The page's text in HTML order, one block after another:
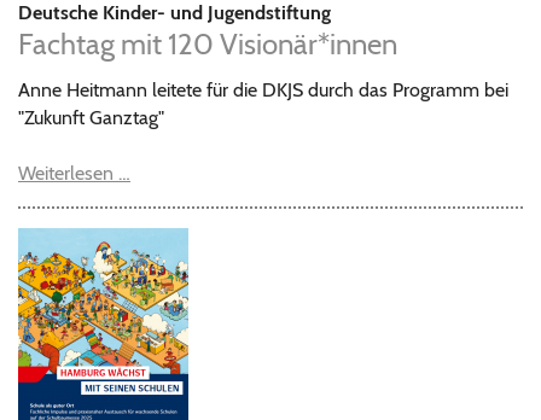
Deutsche Kinder- und Jugendstiftung
Fachtag mit 120 Visionär*innen
Anne Heitmann leitete für die DKJS durch das Programm bei
"Zukunft Ganztag"
Weiterlesen …